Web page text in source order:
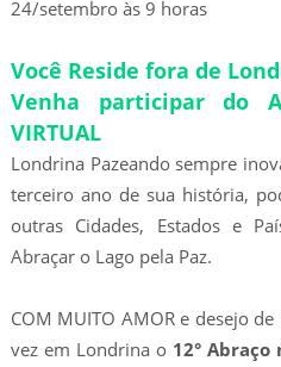
24/setembro às 9 horas
Você Reside fora de
Venha participar do
VIRTUAL
Londrina Pazeando sempre
terceiro ano de sua história,
outras Cidades, Estados e
Abraçar o Lago pela Paz.
COM MUITO AMOR e desejo
vez em Londrina o 12° Abraço